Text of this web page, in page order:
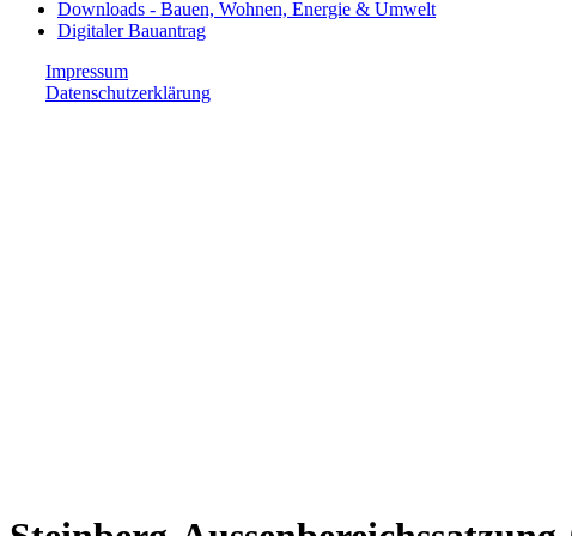
Downloads - Bauen, Wohnen, Energie & Umwelt
Digitaler Bauantrag
Impressum
Datenschutzerklärung